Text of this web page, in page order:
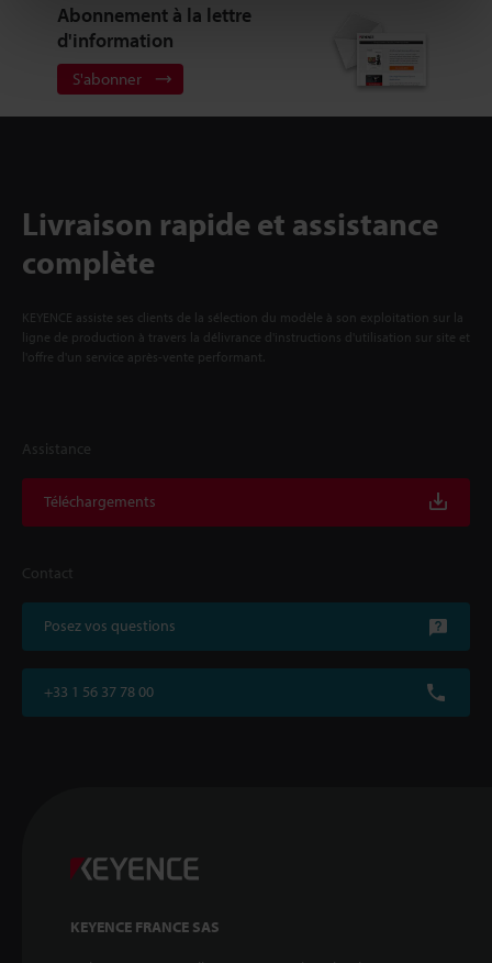
Abonnement à la lettre
d'information
S'abonner
Livraison rapide et assistance
complète
KEYENCE assiste ses clients de la sélection du modèle à son exploitation sur la
ligne de production à travers la délivrance d'instructions d'utilisation sur site et
l'offre d'un service après-vente performant.
Assistance
Téléchargements
Contact
Posez vos questions
+33 1 56 37 78 00
KEYENCE FRANCE SAS